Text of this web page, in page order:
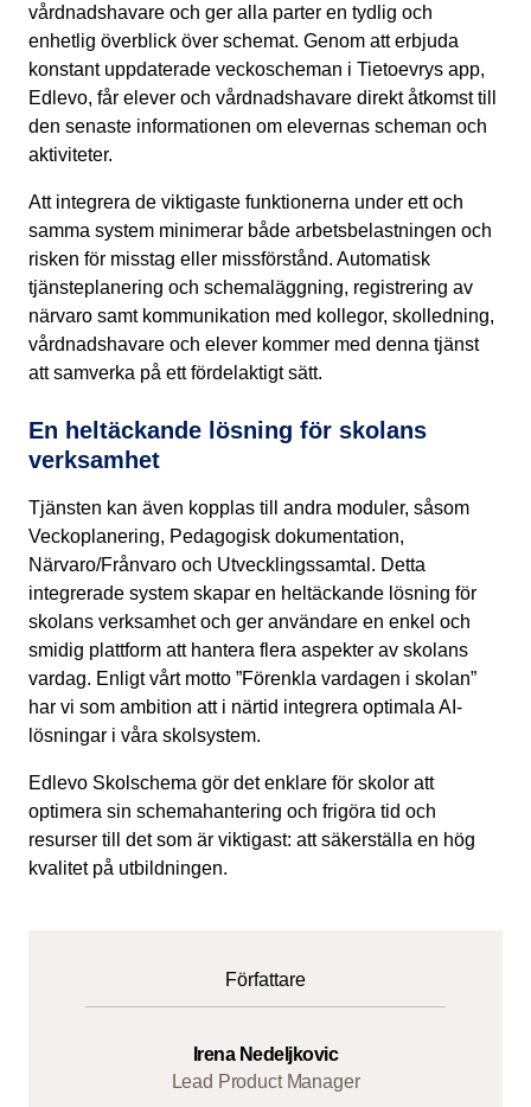
vårdnadshavare och ger alla parter en tydlig och
enhetlig överblick över schemat. Genom att erbjuda
konstant uppdaterade veckoscheman i Tietoevrys app,
Edlevo, får elever och vårdnadshavare direkt åtkomst till
den senaste informationen om elevernas scheman och
aktiviteter.
Att integrera de viktigaste funktionerna under ett och
samma system minimerar både arbetsbelastningen och
risken för misstag eller missförstånd. Automatisk
tjänsteplanering och schemaläggning, registrering av
närvaro samt kommunikation med kollegor, skolledning,
vårdnadshavare och elever kommer med denna tjänst
att samverka på ett fördelaktigt sätt.
En heltäckande lösning för skolans
verksamhet
Tjänsten kan även kopplas till andra moduler, såsom
Veckoplanering, Pedagogisk dokumentation,
Närvaro/Frånvaro och Utvecklingssamtal. Detta
integrerade system skapar en heltäckande lösning för
skolans verksamhet och ger användare en enkel och
smidig plattform att hantera flera aspekter av skolans
vardag. Enligt vårt motto ”Förenkla vardagen i skolan”
har vi som ambition att i närtid integrera optimala AI-
lösningar i våra skolsystem.
Edlevo Skolschema gör det enklare för skolor att
optimera sin schemahantering och frigöra tid och
resurser till det som är viktigast: att säkerställa en hög
kvalitet på utbildningen.
Författare
Irena Nedeljkovic
Lead Product Manager